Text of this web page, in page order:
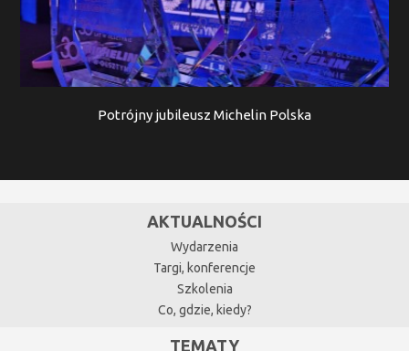
Potrójny jubileusz Michelin Polska
AKTUALNOŚCI
Wydarzenia
Targi, konferencje
Szkolenia
Co, gdzie, kiedy?
TEMATY